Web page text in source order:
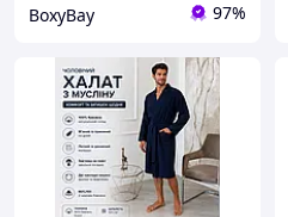
BoxyBay 97%